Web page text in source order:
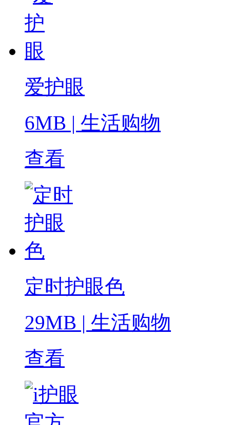
爱护眼
6MB | 生活购物
查看
定时护眼色
29MB | 生活购物
查看